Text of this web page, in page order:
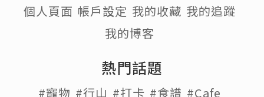
個人頁面 帳戶設定 我的收藏 我的追蹤
我的博客
熱門話題
#寵物 #行山 #打卡 #食譜 #Cafe